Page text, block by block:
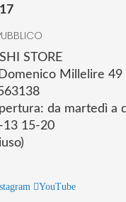
STORE
Domenico Millelire
da martedì a
13 15-20
YouTube